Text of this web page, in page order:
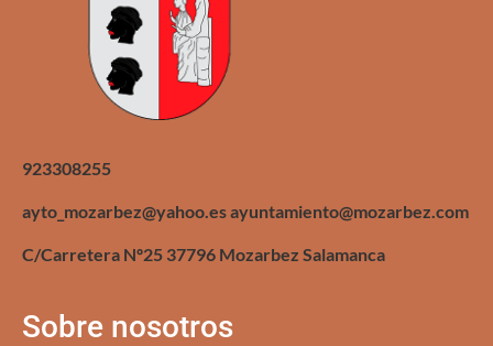
923308255
ayto_mozarbez@yahoo.es ayuntamiento@mozarbez.com
C/Carretera Nº25 37796 Mozarbez Salamanca
Sobre nosotros